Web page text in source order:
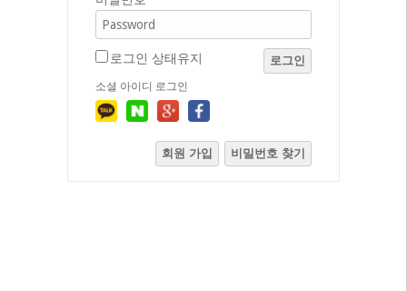
로그인 상태유지 로그인
소셜 아이디 로그인
회원 가입 비밀번호 찾기